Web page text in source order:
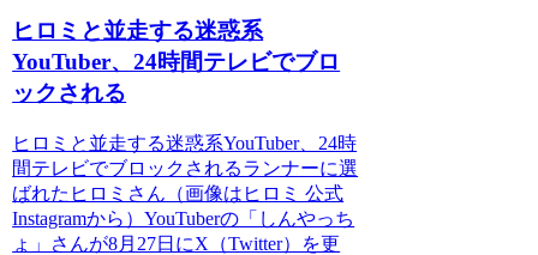
ヒロミと並走する迷惑系
YouTuber、24時間テレビでブロ
ックされる
ヒロミと並走する迷惑系YouTuber、24時
間テレビでブロックされるランナーに選
ばれたヒロミさん（画像はヒロミ 公式
Instagramから）YouTuberの「しんやっち
ょ」さんが8月27日にX（Twitter）を更